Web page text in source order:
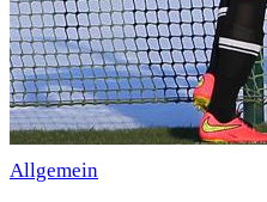
Allgemein